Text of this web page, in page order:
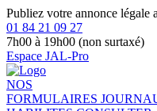
Publiez votre annonce légale
01 84 21 09 27
7h00 à 19h00 (non surtaxé)
Espace JAL-Pro
NOS
FORMULAIRES